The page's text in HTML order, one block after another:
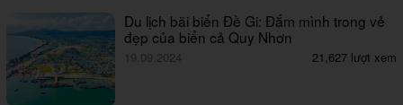
Du lịch bãi biển Đề Gi: Đắm mình trong vẻ
đẹp của biển cả Quy Nhơn
19.09.2024 21,627 lượt xem